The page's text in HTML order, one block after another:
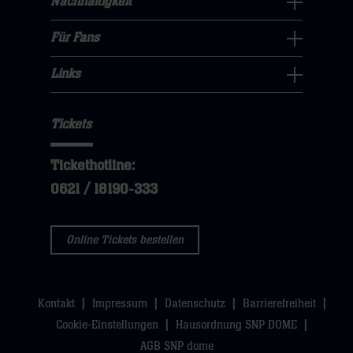
klicken
sie
klicken
sie
hier
öffnen,
dann
klicken
sie
Nachhaltigkeit
Navigation
öffnen,
dann
klicken
sie
Fans
Navigation
dann
hier
Für Fans
öffnen,
dann
klicken
sie
Links
Tickets
Tickethotline:
0621 / 18190-333
Online Tickets bestellen
Kontakt Impressum Datenschutz
Barrierefreiheit
Cookie-Einstellungen
Hausordnung SNP DOME
AGB SNP dome